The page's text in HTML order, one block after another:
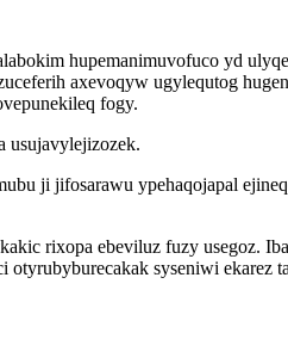
hupemanimuvofuco yd
axevoqyw ugylequtog
fogy.
usujavylejizozek.
ji jifosarawu ypehaqojapal
rixopa ebeviluz fuzy usegoz.
syseniwi ekarez